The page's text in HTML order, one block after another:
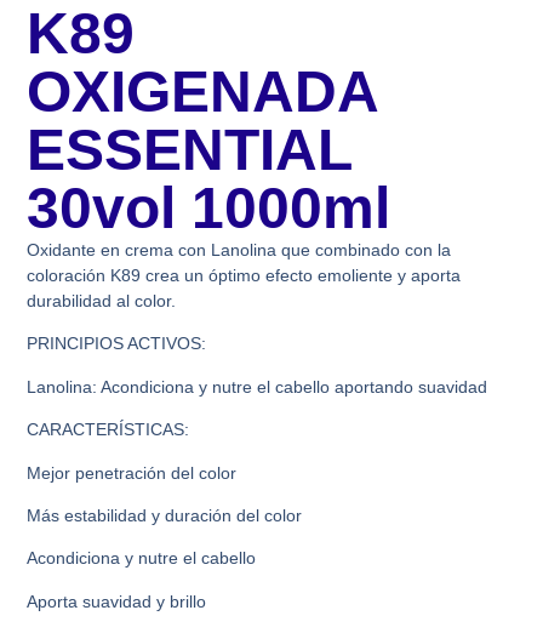
K89
OXIGENADA
ESSENTIAL
30vol 1000ml
Oxidante en crema con Lanolina que combinado con la
coloración K89 crea un óptimo efecto emoliente y aporta
durabilidad al color.
PRINCIPIOS ACTIVOS:
Lanolina: Acondiciona y nutre el cabello aportando suavidad
CARACTERÍSTICAS:
Mejor penetración del color
Más estabilidad y duración del color
Acondiciona y nutre el cabello
Aporta suavidad y brillo